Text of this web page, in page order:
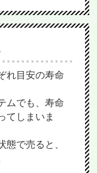
れ目安の寿命
ムでも、寿命
てしまいま
で売ると、